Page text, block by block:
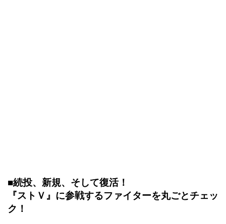
■続投、新規、そして復活！
『ストＶ』に参戦するファイターを丸ごとチェッ
ク！